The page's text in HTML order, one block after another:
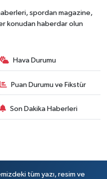
spordan magazine,
konudan haberdar olun
Hava Durumu
Puan Durumu ve Fikstür
Son Dakika Haberleri
tüm yazı, resim ve